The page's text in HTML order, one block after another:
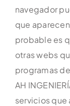
navegador
que
probable es
otras webs
programas
AH
servicios